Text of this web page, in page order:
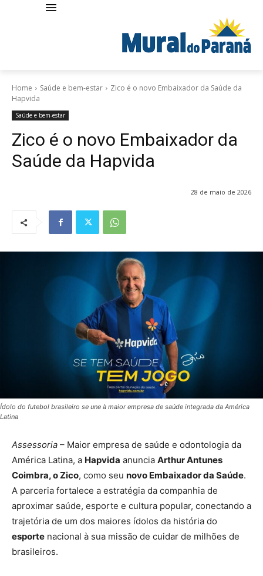
Home Saúde e bem-estar
Zico é o novo Embaixador da Saúde da
Hapvida
Saúde e bem-estar
Zico é o novo Embaixador da
Saúde da Hapvida
28 de maio de 2026
Ídolo do futebol brasileiro se une à maior empresa de saúde integrada da América
Latina
Assessoria – Maior empresa de saúde e odontologia da
América Latina, a Hapvida anuncia Arthur Antunes
Coimbra, o Zico, como seu novo Embaixador da Saúde.
A parceria fortalece a estratégia da companhia de
aproximar saúde, esporte e cultura popular, conectando a
trajetória de um dos maiores ídolos da história do
esporte nacional à sua missão de cuidar de milhões de
brasileiros.